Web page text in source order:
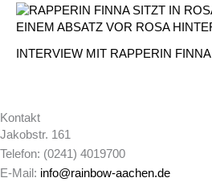
INTERVIEW MIT RAPPERIN FINNA
Kontakt
Jakobstr. 161
Telefon: (0241) 4019700
E-Mail: info@rainbow-aachen.de